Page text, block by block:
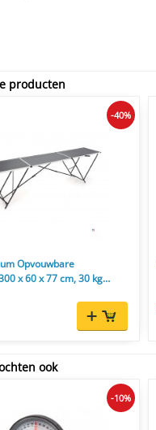
producten
Opvouwbare
x 60 x 77 cm, 30 kg
-40%
ook
-10%